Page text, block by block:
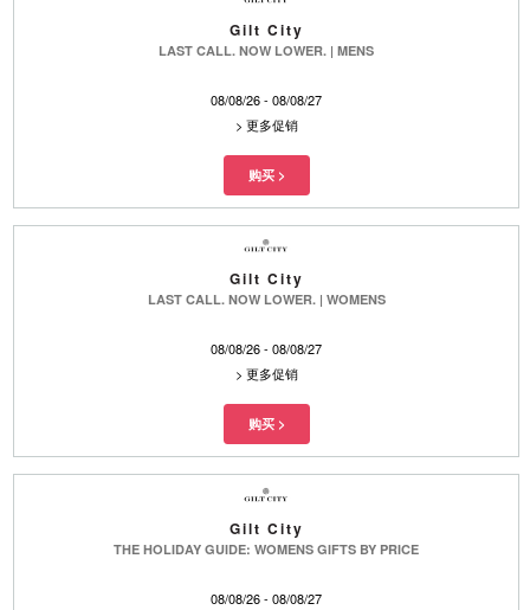
Gilt City
LAST CALL. NOW LOWER. | MENS
08/08/26 - 08/08/27
> 更多促销
Gilt City
LAST CALL. NOW LOWER. | WOMENS
08/08/26 - 08/08/27
> 更多促销
Gilt City
THE HOLIDAY GUIDE: WOMENS GIFTS BY PRICE
08/08/26 - 08/08/27